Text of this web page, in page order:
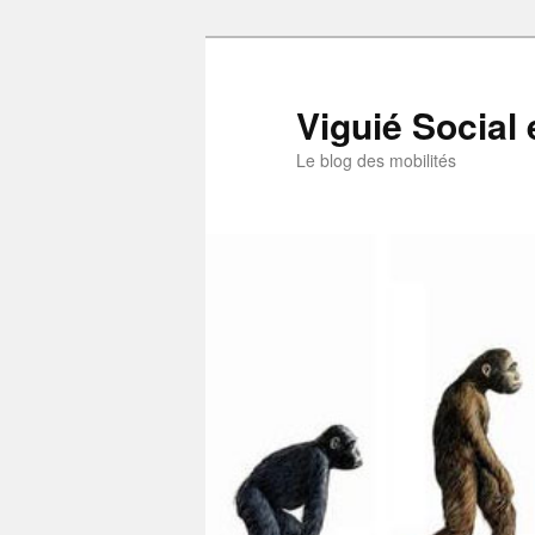
Viguié Social
Le blog des mobilités